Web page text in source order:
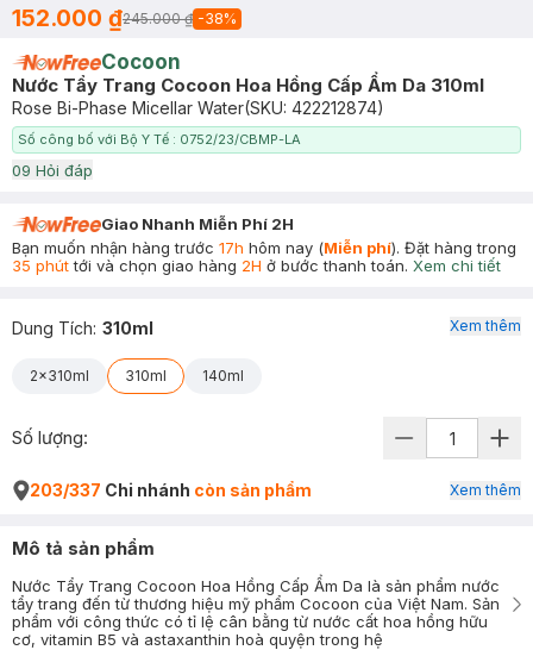
152.000 ₫245.000 ₫ -38%
Cocoon
Nước Tẩy Trang Cocoon Hoa Hồng Cấp Ẩm Da 310ml
Rose Bi-Phase Micellar Water(SKU: 422212874)
Số công bố với Bộ Y Tế : 0752/23/CBMP-LA
09 Hỏi đáp
Giao Nhanh Miễn Phí 2H
Bạn muốn nhận hàng trước 17h hôm nay (Miễn phí). Đặt hàng trong
35 phúttới và chọn giao hàng 2H ở bước thanh toán. Xem chi tiết
Dung Tích: 310ml
2x310ml 310ml 140ml
Xem thêm
Số lượng:
203/337 Chi nhánh còn sản phẩm Xem thêm
Mô tả sản phẩm
Nước Tẩy Trang Cocoon Hoa Hồng Cấp Ẩm Da là sản phẩm nước
tẩy trang đến từ thương hiệu mỹ phẩm Cocoon của Việt Nam. Sản
phẩm với công thức có tỉ lệ cân bằng từ nước cất hoa hồng hữu
cơ, vitamin B5 và astaxanthin hoà quyện trong hệ